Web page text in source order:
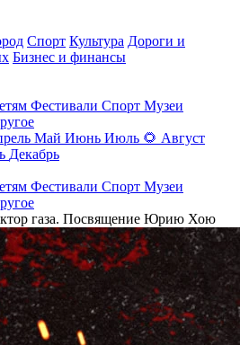
Спорт Культура Дороги и
Бизнес и финансы
Фестивали Спорт Музеи
Май Июнь Июль 🌻 Август
Декабрь
Фестивали Спорт Музеи
газа. Посвящение Юрию Хою